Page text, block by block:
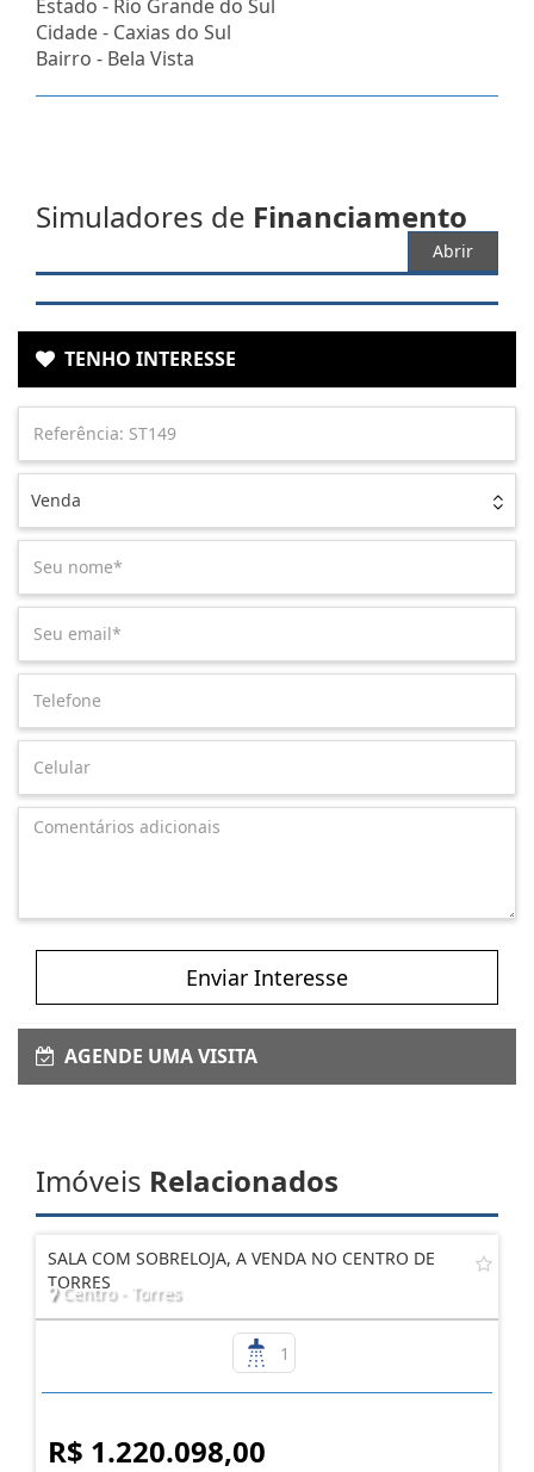
Estado - Rio Grande do Sul
Cidade - Caxias do Sul
Bairro - Bela Vista
Simuladores de Financiamento
Abrir
TENHO INTERESSE
Venda
Enviar Interesse
AGENDE UMA VISITA
Imóveis Relacionados
SALA COM SOBRELOJA, A VENDA NO CENTRO DE
TORRES
Centro - Torres
1
R$ 1.220.098,00